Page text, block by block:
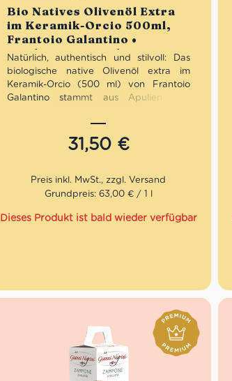
Bio Natives Olivenöl Extra
im Keramik-Orcio 500ml,
Frantoio Galantino •
Feinkost aus Apulien
Bewertet
Natürlich, authentisch und stilvoll: Das
biologische native Olivenöl extra im
Keramik-Orcio (500 ml) von Frantoio
Galantino stammt aus Apulien und
traditioneller Keramikaufbewahrung.
Fruchtig, ausgewogen und optimal vor
Licht geschützt – ideal für bewusste
Geschenkidee mit italienischer Seele.
nativen Olivenölen Extra 12% Rabatt pro
31,50 €
Grundpreis: 63,00 € / 1 l
Dieses Produkt ist bald wieder verfügbar